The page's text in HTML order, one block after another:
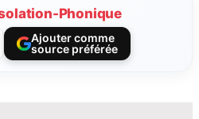
Phonique
Ajouter comme
source préférée